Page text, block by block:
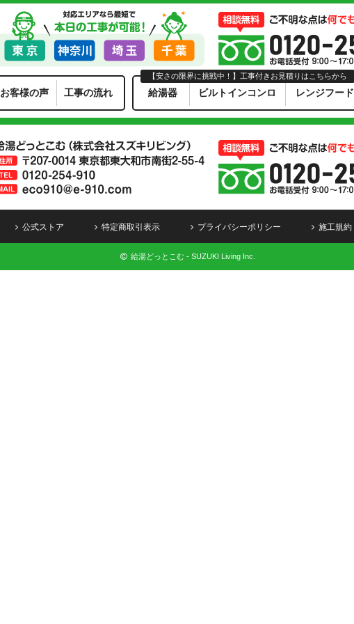
お客様の声 工事の流れ 給湯器 ビルトインコンロ レンジフード
【安さの限界に挑戦中！】工事付きお見積りはこちらから
公式ストア 特定商取引表示 プライバシーポリシー 施工規約
給湯どっとこむ - SUZUKI Living Inc.